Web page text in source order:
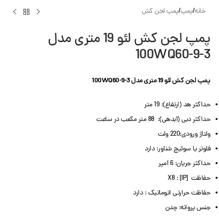
خانه/پمپ/پمپ لجن کش
پمپ لجن کش لئو 19 متری مدل
100WQ60-9-3
پمپ لجن کش لئو 19 متری مدل 100WQ60-9-3
حداکثر هد (ارتفاع): 19 متر
حداکثر دبی (آبدهی): 88 متر مکعب در ساعت
ولتاژ ورودی:220 ولت
فلوتر یا سوئیچ شناور: دارد
حداکثر جریان: 6 آمپر
حفاظت [IP] : X8
حفاظت حرارتی اتوماتیک : دارد
جنس پروانه: چدن